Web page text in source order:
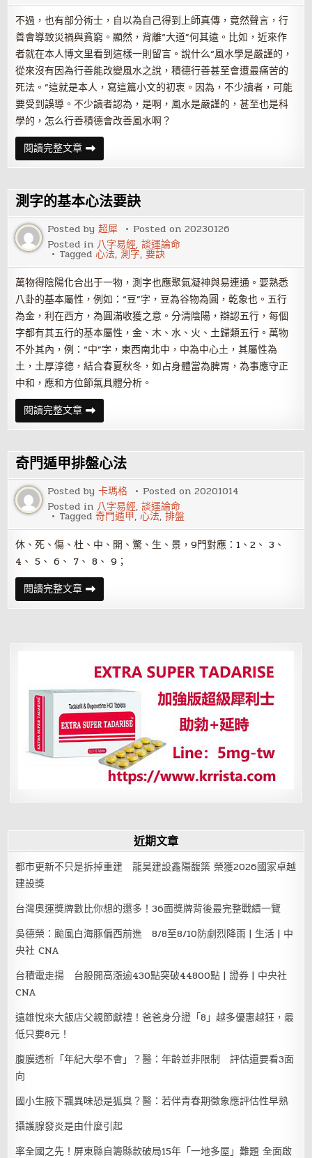
不過，也有部分術士，自以為自己得到上師真傳，竟然聲言，行
善會導致災禍與貧窮。顯然，背離“大道”何其遠。比如，近來作
者就在本人博文里看到這樣一則留言。說什么“風水學是嚴謹的，
從來沒有因為行善能改變風水之說，積德行善甚至會遭最痛苦的
死法。”這就是本人，寫這篇小文的初衷。因為，不少讀者，可能
要受到誤導。不少讀者認為，是啊，風水是嚴謹的，甚至也是科
學的，怎么行善積德會改善風水啊？
閱讀完整文章《麻
衣
相
教
你
如
何
改
善
相
貌
和
運
勢
測字的基本心法要訣
Posted by超犀 Posted on20230126
Posted in 八字易經,談運論命
Tagged心法,測字,要訣
萬物得陰陽化合出于一物，測字也應聚氣凝神與易連通。要熟悉
八卦的基本屬性，例如：“豆”字，豆為谷物為圓，乾象也。五行
為金，利在西方，為圓滿收獲之意。分清陰陽，辯認五行，每個
字都有其五行的基本屬性，金、木、水、火、土歸類五行。萬物
不外其內，例：“中”字，東西南北中，中為中心土，其屬性為
土，土厚淳德，結合春夏秋冬，如占身體當為脾胃，為事應守正
中和，應和方位節氣具體分析。
閱讀完整文章測
字
的
本
心
法
要
訣
奇門遁甲排盤心法
Posted by卡瑪格 Posted on20201014
Posted in 八字易經,談運論命
Tagged奇門遁甲,心法,排盤
休、死、傷、杜、中、開、驚、生、景，9門對應：1、2、 3、
4、 5、 6、 7、 8、 9；
閱讀完整文章奇
門
遁
心
近期文章
都市更新不只是拆掉重建 龍昊建設鑫陽馥築 榮獲2026國家卓越
建設獎
台灣奧運獎牌數比你想的還多！36面獎牌背後最完整戰績一覽
吳德榮：颱風白海豚偏西前進 8/8至8/10防劇烈降雨 | 生活 | 中
央社 CNA
台積電走揚 台股開高漲逾430點突破44800點 | 證券 | 中央社
CNA
遠雄悅來大飯店父親節獻禮！爸爸身分證「8」越多優惠越狂，最
低只要8元！
腹膜透析「年紀大學不會」？醫：年齡並非限制 評估還要看3面
向
國小生腋下飄異味恐是狐臭？醫：若伴青春期徵象應評估性早熟
攝護腺發炎是由什麼引起
率全國之先！屏東縣自籌縣款破局15年「一地多屋」難題 全面啟